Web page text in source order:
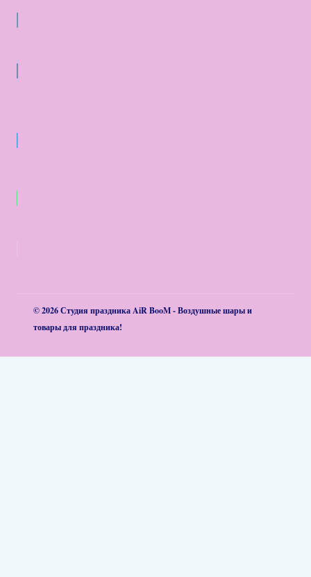
© 2026 Студия праздника AiR BooM - Воздушные шары и
товары для праздника!